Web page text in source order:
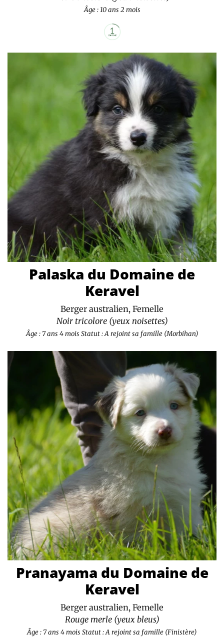
Âge : 10 ans 2 mois
Palaska du Domaine de
Keravel
Berger australien, Femelle
Noir tricolore (yeux noisettes)
Âge : 7 ans 4 mois Statut : A rejoint sa famille (Morbihan)
Pranayama du Domaine de
Keravel
Berger australien, Femelle
Rouge merle (yeux bleus)
Âge : 7 ans 4 mois Statut : A rejoint sa famille (Finistère)